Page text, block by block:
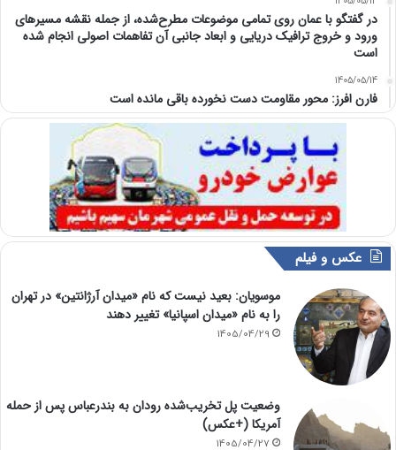
در گفتگو با عمان روی تمامی موضوعات مطرح‌شده، از جمله نقشه مسیرهای
ورود و خروج ترافیک دریایی و ابعاد جانبی آن تفاهمات اصولی انجام شده
است
1405/05/14
فارن افرز: محور مقاومت دست نخورده باقی مانده است
عکس و فیلم
موسویان: بعید نیست که نام «میدان آرژانتین» در تهران
را به نام «میدان اسپانیا» تغییر دهند
1405/04/29
وضعیت پل تخریب‌شده رودان به بندرعباس پس از حمله
آمریکا (+عکس)
1405/04/27